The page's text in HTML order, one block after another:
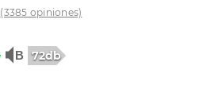
(3385 opiniones)
72db